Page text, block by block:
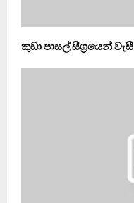
කුඩා පාසල් සීග්‍රයෙන්